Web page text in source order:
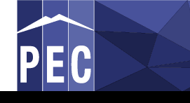
Перейти к основному содержанию